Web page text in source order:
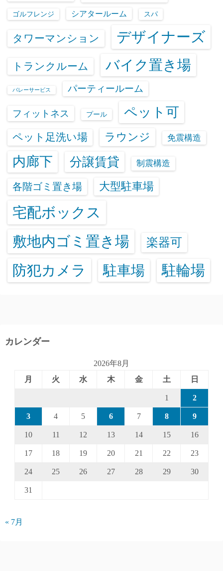
ゴルフレンジ シアタールーム スパ
タワーマンション デザイナーズ
トランクルーム バイク置き場
バレーサービス パーティールーム
フィットネス プール ペット可
ペット足洗い場 ラウンジ 免震構造
内廊下 分譲賃貸 制震構造
各階ゴミ置き場 大型駐車場
宅配ボックス
敷地内ゴミ置き場
楽器可
防犯カメラ 駐車場 駐輪場
カレンダー
2026年8月
月
火 水 木 金 土 日
1 2
3 4 5 6 7 8 9
10 11 12 13 14 15 16
17 18 19 20 21 22 23
24 25 26 27 28 29 30
31
« 7月